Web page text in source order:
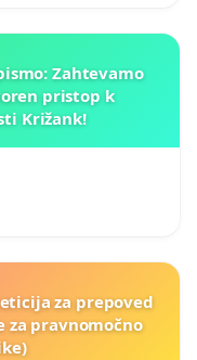
Zahtevamo
pristop k
Križank!
za prepoved
pravnomočno